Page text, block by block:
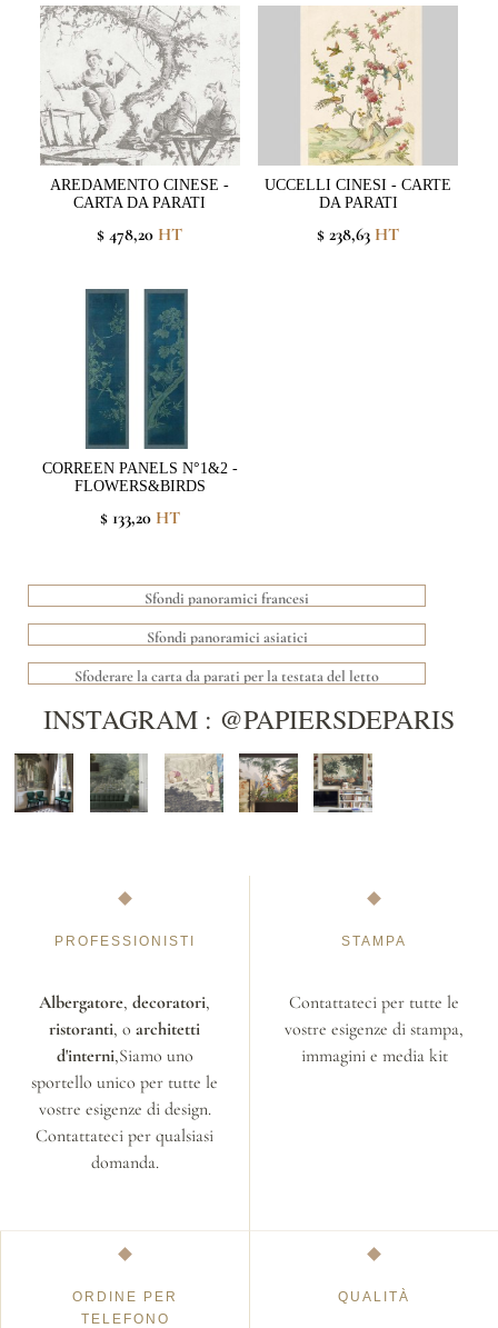
AREDAMENTO CINESE -
CARTA DA PARATI
$ 478,20 HT
UCCELLI CINESI - CARTE
DA PARATI
$ 238,63 HT
CORREEN PANELS N°1&2 -
FLOWERS&BIRDS
$ 133,20HT
Sfondi panoramici francesi
Sfondi panoramici asiatici
Sfoderare la carta da parati per la testata del letto
INSTAGRAM : @PAPIERSDEPARIS
PROFESSIONISTI
Albergatore, decoratori,
ristoranti, o architetti
d'interni,Siamo uno
sportello unico per tutte le
vostre esigenze di design.
Contattateci per qualsiasi
domanda.
STAMPA
Contattateci per tutte le
vostre esigenze di stampa,
immagini e media kit
ORDINE PER
TELEFONO
QUALITÀ